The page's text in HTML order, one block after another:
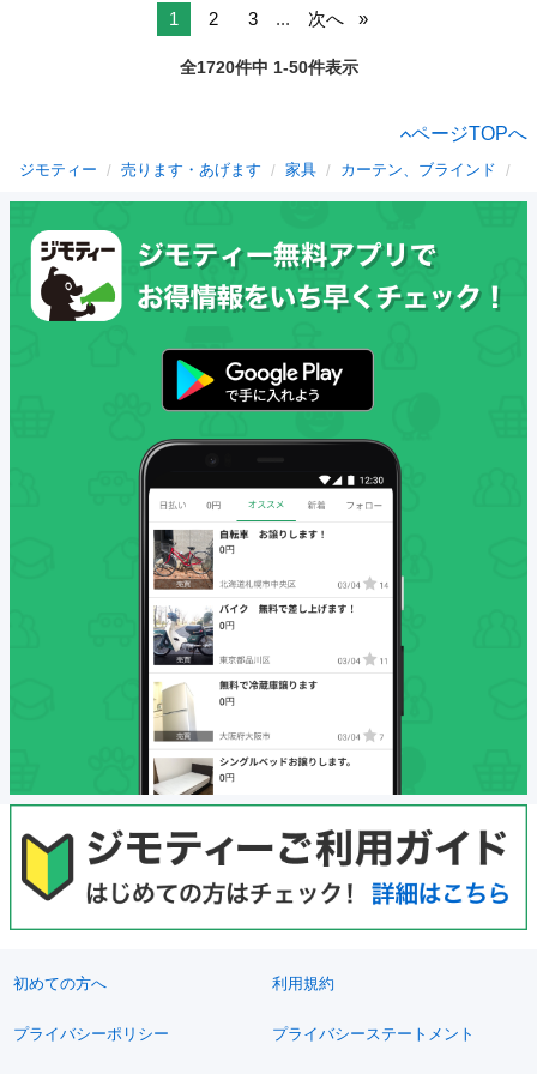
1 2 3 ... 次へ
全1720件中 1-50件表示
ページTOPへ
ジモティー 売ります・あげます 家具 カーテン、ブラインド
初めての方へ 利用規約
プライバシーポリシー プライバシーステートメント